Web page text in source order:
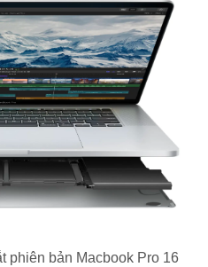
phiên bản Macbook Pro 16